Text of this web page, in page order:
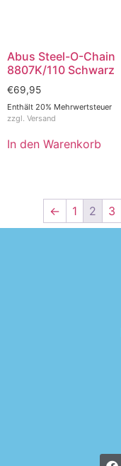
Abus Steel-O-Chain
8807K/110 Schwarz
€69,95
Enthält 20% Mehrwertsteuer
zzgl. Versand
In den Warenkorb
← 1 2 3